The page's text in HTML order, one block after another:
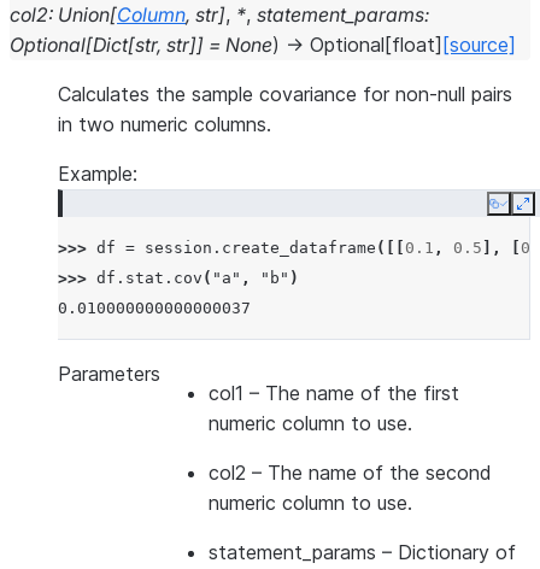
col2: Union[Column, str], *, statement_params:
Optional[Dict[str, str]] = None) → Optional [float] [source]
Calculates the sample covariance for non-null pairs
in two numeric columns.
Example:
Copy
>>> df = session . create_dataframe ([[ 0.1 , 0.5 ],
>>> df . stat . cov ( "a" , "b" )
0.010000000000000037
Parameters
col1 – The name of the first
numeric column to use.
col2 – The name of the second
numeric column to use.
statement_params – Dictionary of